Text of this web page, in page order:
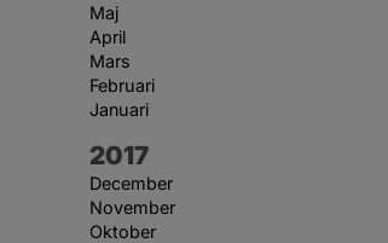
Maj
April
Mars
Februari
Januari
År:
2017
December
November
Oktober